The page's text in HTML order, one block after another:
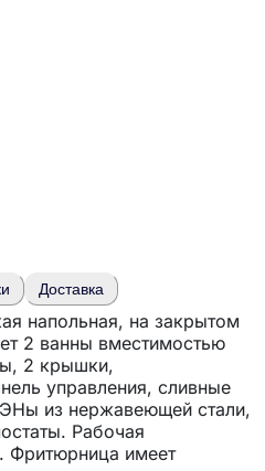
Доставка
напольная, на закрытом
2 ванны вместимостью
2 крышки,
управления, сливные
из нержавеющей стали,
Рабочая
Фритюрница имеет